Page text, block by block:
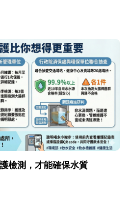
檢測，才能確保水質